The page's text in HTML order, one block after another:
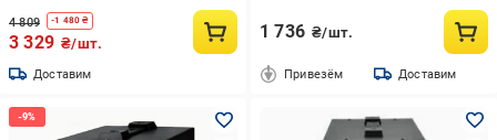
4 809 -1 480 ₴
3 329 ₴/шт.
Доставим
1 736 ₴/шт.
Привезём Доставим